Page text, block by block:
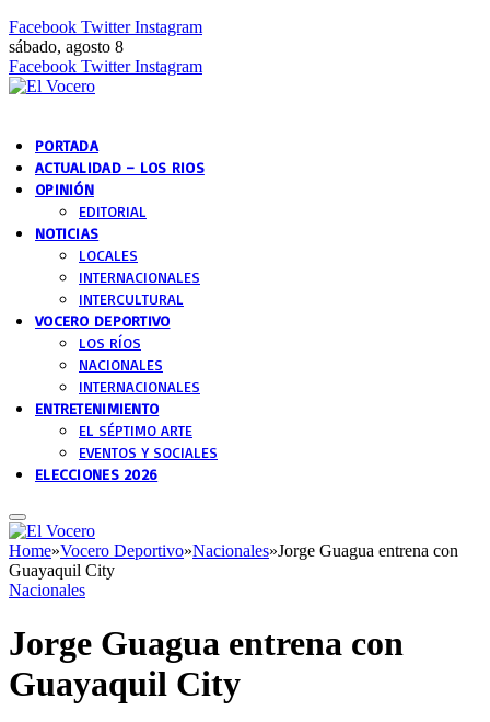
Facebook Twitter Instagram
sábado, agosto 8
Facebook Twitter Instagram
PORTADA
ACTUALIDAD – LOS RIOS
OPINIÓN
EDITORIAL
NOTICIAS
LOCALES
INTERNACIONALES
INTERCULTURAL
VOCERO DEPORTIVO
LOS RÍOS
NACIONALES
INTERNACIONALES
ENTRETENIMIENTO
EL SÉPTIMO ARTE
EVENTOS Y SOCIALES
ELECCIONES 2026
Home»Vocero Deportivo»Nacionales»Jorge Guagua entrena con
Guayaquil City
Nacionales
Jorge Guagua entrena con
Guayaquil City